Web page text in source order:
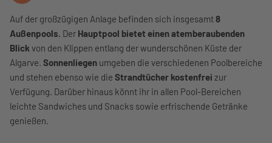
Auf der großzügigen Anlage befinden sich insgesamt8
Außenpools. Der Hauptpool bietet einen atemberaubenden
Blick von den Klippen entlang der wunderschönen Küste der
Algarve. Sonnenliegen umgeben die verschiedenen Poolbereiche
und stehen ebenso wie die Strandtücher kostenfrei zur
Verfügung. Darüber hinaus könnt ihr in allen Pool-Bereichen
leichte Sandwiches und Snacks sowie erfrischende Getränke
genießen.